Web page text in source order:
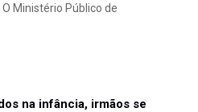
Ministério Público de
na infância, irmãos se